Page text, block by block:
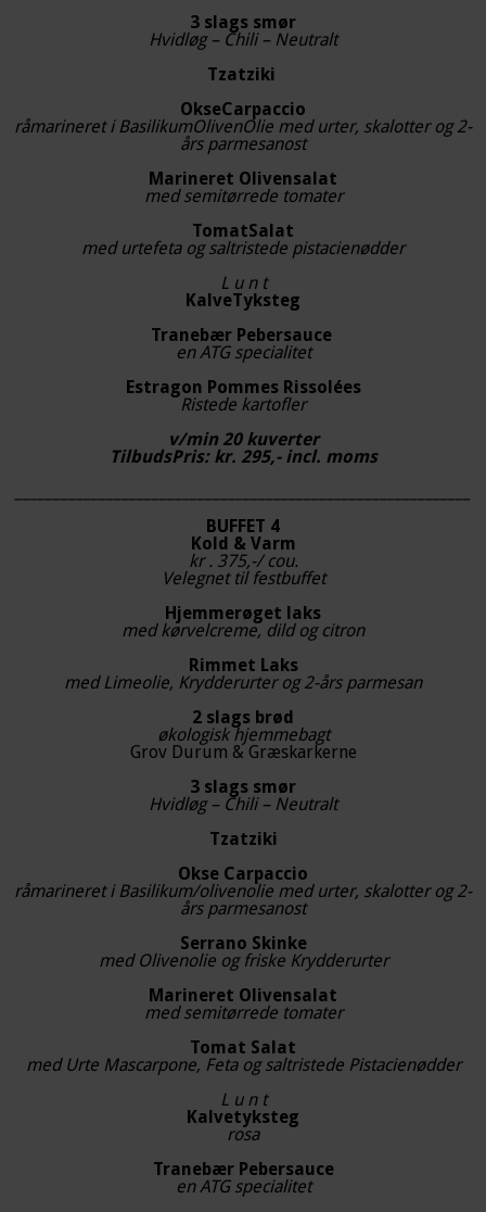
3 slags smør
Hvidløg – Chili – Neutralt
Tzatziki
OkseCarpaccio
råmarineret i BasilikumOlivenOlie med urter, skalotter og 2-
års parmesanost
Marineret Olivensalat
med semitørrede tomater
TomatSalat
med urtefeta og saltristede pistacienødder
L u n t
KalveTyksteg
Tranebær Pebersauce
en ATG specialitet
Estragon Pommes Rissolées
Ristede kartofler
v/min 20 kuverter
TilbudsPris: kr. 295,- incl. moms
BUFFET 4
Kold & Varm
kr . 375,-/ cou.
Velegnet til festbuffet
Hjemmerøget laks
med kørvelcreme, dild og citron
Rimmet Laks
med Limeolie, Krydderurter og 2-års parmesan
2 slags brød
økologisk hjemmebagt
Grov Durum & Græskarkerne
3 slags smør
Hvidløg – Chili – Neutralt
Tzatziki
Okse Carpaccio
råmarineret i Basilikum/olivenolie med urter, skalotter og 2-
års parmesanost
Serrano Skinke
med Olivenolie og friske Krydderurter
Marineret Olivensalat
med semitørrede tomater
Tomat Salat
med Urte Mascarpone, Feta og saltristede Pistacienødder
L u n t
Kalvetyksteg
rosa
Tranebær Pebersauce
en ATG specialitet